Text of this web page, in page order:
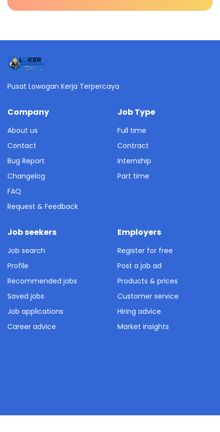
Pusat Lowogan Kerja Terpercaya
Company
About us
Contact
Bug Report
Changelog
FAQ
Request & Feedback
Job Type
Full time
Contract
Internship
Part time
Job seekers
Job search
Profile
Recommended jobs
Saved jobs
Job applications
Career advice
Employers
Register for free
Post a job ad
Products & prices
Customer service
Hiring advice
Market insights